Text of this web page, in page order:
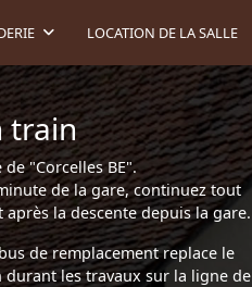
LOCATION DE LA SALLE
train
de "Corcelles BE".
de la gare, continuez tout
après la descente depuis la gare.
de remplacement replace le
durant les travaux sur la ligne de